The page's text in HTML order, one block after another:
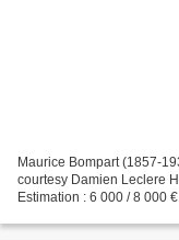
Maurice Bompart (1857-
courtesy Damien Leclere
Estimation : 6 000 / 8 000